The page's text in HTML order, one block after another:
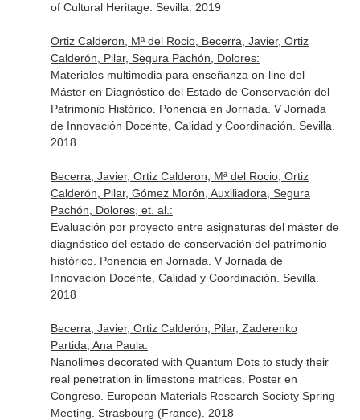
of Cultural Heritage. Sevilla. 2019
Ortiz Calderon, Mª del Rocio, Becerra, Javier, Ortiz
Calderón, Pilar, Segura Pachón, Dolores:
Materiales multimedia para enseñanza on-line del
Máster en Diagnóstico del Estado de Conservación del
Patrimonio Histórico. Ponencia en Jornada. V Jornada
de Innovación Docente, Calidad y Coordinación. Sevilla.
2018
Becerra, Javier, Ortiz Calderon, Mª del Rocio, Ortiz
Calderón, Pilar, Gómez Morón, Auxiliadora, Segura
Pachón, Dolores, et. al.:
Evaluación por proyecto entre asignaturas del máster de
diagnóstico del estado de conservación del patrimonio
histórico. Ponencia en Jornada. V Jornada de
Innovación Docente, Calidad y Coordinación. Sevilla.
2018
Becerra, Javier, Ortiz Calderón, Pilar, Zaderenko
Partida, Ana Paula:
Nanolimes decorated with Quantum Dots to study their
real penetration in limestone matrices. Poster en
Congreso. European Materials Research Society Spring
Meeting. Strasbourg (France). 2018